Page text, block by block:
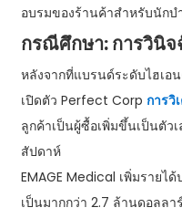
อบรมของร้านค้าสำหรับนัก
กรณีศึกษา: การวินิจ
หลังจากที่แบรนด์ระดับไฮเอ
เปิดตัว Perfect Corp การวิ
ลูกค้าเป็นผู้ซื้อเพิ่มขึ้นเป็นตัว
สัปดาห์
EMAGE Medical เพิ่มรายไ
เป็นมากกว่า 2.7 ล้านดอลล